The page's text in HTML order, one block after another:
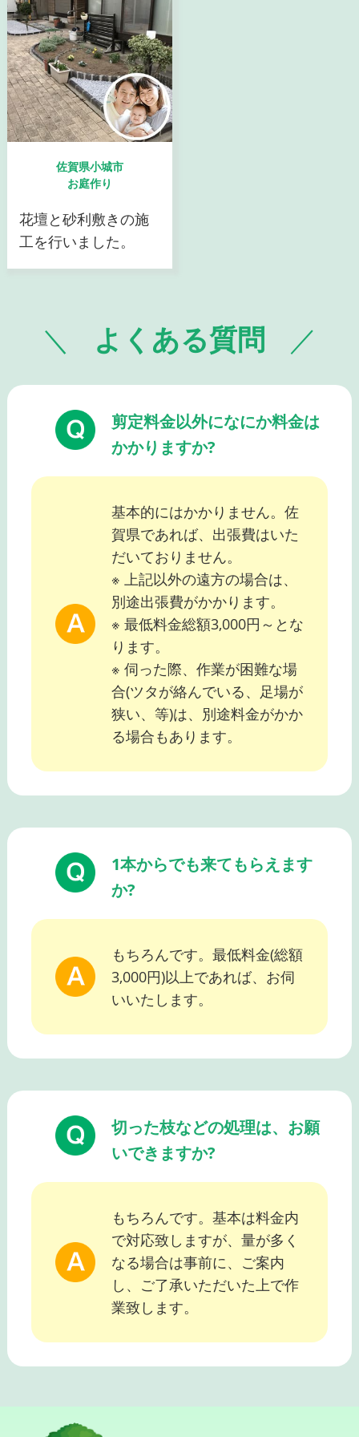
佐賀県小城市
お庭作り
花壇と砂利敷きの施
工を行いました。
よくある質問
剪定料金以外になにか料金は
かかりますか?
基本的にはかかりません。佐
賀県であれば、出張費はいた
だいておりません。
※ 上記以外の遠方の場合は、
別途出張費がかかります。
※ 最低料金総額3,000円～とな
ります。
※ 伺った際、作業が困難な場
合(ツタが絡んでいる、足場が
狭い、等)は、別途料金がかか
る場合もあります。
1本からでも来てもらえます
か?
もちろんです。最低料金(総額
3,000円)以上であれば、お伺
いいたします。
切った枝などの処理は、お願
いできますか?
もちろんです。基本は料金内
で対応致しますが、量が多く
なる場合は事前に、ご案内
し、ご了承いただいた上で作
業致します。